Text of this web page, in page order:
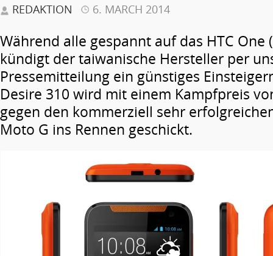
REDAKTION 6. MARCH 2014
Während alle gespannt auf das HTC One
kündigt der taiwanische Hersteller per
Pressemitteilung ein günstiges
Desire 310 wird mit einem Kampfpreis
gegen den kommerziell sehr
Moto G ins Rennen geschickt.